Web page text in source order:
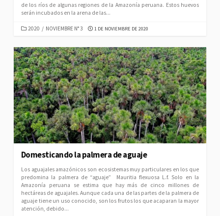
de los ríos de algunas regiones de la Amazonía peruana. Estos huevos
serán incubados en la arena de las...
CATEGORIES
2020 / NOVIEMBRE N° 3 PUBLISHED
1 DE NOVIEMBRE DE 2020
Domesticando la palmera de aguaje
Los aguajales amazónicos son ecosistemas muy particulares en los que
predomina la palmera de “aguaje” Mauritia flexuosa L.f. Solo en la
Amazonía peruana se estima que hay más de cinco millones de
hectáreas de aguajales. Aunque cada una de las partes de la palmera de
aguaje tiene un uso conocido, son los frutos los que acaparan la mayor
atención, debido...